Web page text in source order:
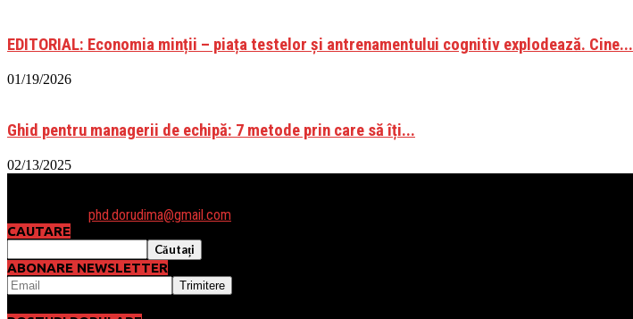
EDITORIAL: Economia minții – piața testelor și antrenamentului cognitiv explodează. Cine...
01/19/2026
Ghid pentru managerii de echipă: 7 metode prin care să îți...
02/13/2025
phd.dorudima@gmail.com
CAUTARE
ABONARE NEWSLETTER